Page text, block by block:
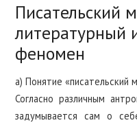
ДИССЕРТАЦИЯ
МОИ СТАТЬИ
СТУДЕНТАМ
Писательский
литературный
феномен
а) Понятие «писательский
Согласно различным
задумывается сам о